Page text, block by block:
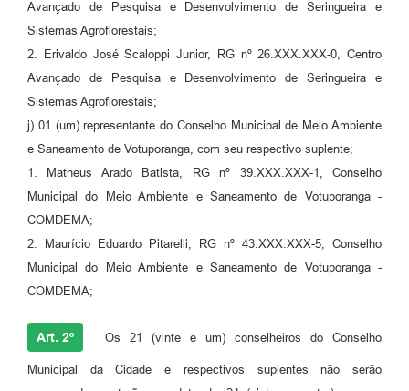
Avançado de Pesquisa e Desenvolvimento de Seringueira e
Sistemas Agroflorestais;
2. Erivaldo José Scaloppi Junior, RG nº 26.XXX.XXX-0, Centro
Avançado de Pesquisa e Desenvolvimento de Seringueira e
Sistemas Agroflorestais;
j) 01 (um) representante do Conselho Municipal de Meio Ambiente
e Saneamento de Votuporanga, com seu respectivo suplente;
1. Matheus Arado Batista, RG nº 39.XXX.XXX-1, Conselho
Municipal do Meio Ambiente e Saneamento de Votuporanga -
COMDEMA;
2. Maurício Eduardo Pitarelli, RG nº 43.XXX.XXX-5, Conselho
Municipal do Meio Ambiente e Saneamento de Votuporanga -
COMDEMA;
Art. 2º Os 21 (vinte e um) conselheiros do Conselho
Municipal da Cidade e respectivos suplentes não serão